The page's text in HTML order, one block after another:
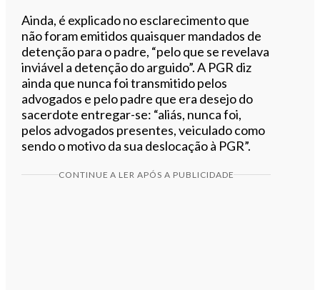
Ainda, é explicado no esclarecimento que
não foram emitidos quaisquer mandados de
detenção para o padre, “pelo que se revelava
inviável a detenção do arguido”. A PGR diz
ainda que nunca foi transmitido pelos
advogados e pelo padre que era desejo do
sacerdote entregar-se: “aliás, nunca foi,
pelos advogados presentes, veiculado como
sendo o motivo da sua deslocação à PGR”.
CONTINUE A LER APÓS A PUBLICIDADE